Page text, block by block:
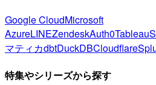
Google CloudMicrosoft
AzureLINEZendeskAuth0Tableau
マティカdbtDuckDBCloudflare
特集やシリーズから探す